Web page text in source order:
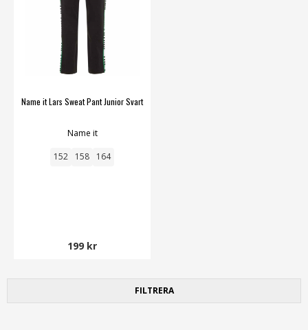
Name it Lars Sweat Pant Junior Svart
Name it
152 158 164
199 kr
FILTRERA